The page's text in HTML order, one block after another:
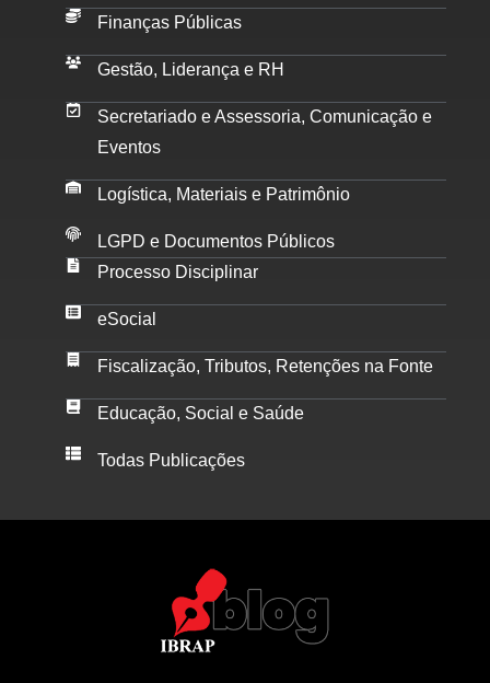
Finanças Públicas
Gestão, Liderança e RH
Secretariado e Assessoria, Comunicação e
Eventos
Logística, Materiais e Patrimônio
LGPD e Documentos Públicos
Processo Disciplinar
eSocial
Fiscalização, Tributos, Retenções na Fonte
Educação, Social e Saúde
Todas Publicações